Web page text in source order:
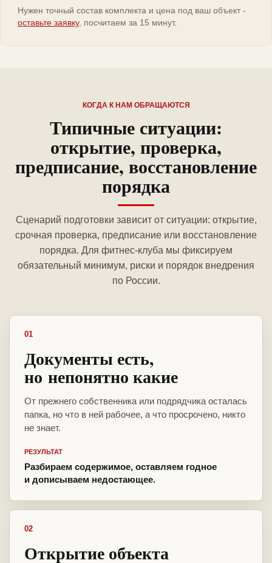
Нужен точный состав комплекта и цена под ваш объект -
оставьте заявку, посчитаем за 15 минут.
КОГДА К НАМ ОБРАЩАЮТСЯ
Типичные ситуации:
открытие, проверка,
предписание, восстановление
порядка
Сценарий подготовки зависит от ситуации: открытие,
срочная проверка, предписание или восстановление
порядка. Для фитнес-клуба мы фиксируем
обязательный минимум, риски и порядок внедрения
по России.
01
Документы есть,
но непонятно какие
От прежнего собственника или подрядчика осталась
папка, но что в ней рабочее, а что просрочено, никто
не знает.
РЕЗУЛЬТАТ
Разбираем содержимое, оставляем годное
и дописываем недостающее.
02
Открытие объекта